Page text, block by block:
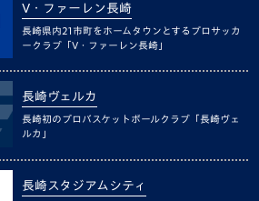
V・ファーレン長崎
長崎県内21市町をホームタウンとするプロサッカ
ークラブ「V・ファーレン長崎」
長崎ヴェルカ
長崎初のプロバスケットボールクラブ「長崎ヴェ
ルカ」
長崎スタジアムシティ